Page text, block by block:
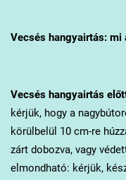
Vecséshangyairtás: mi
Vecséshangyairtás
kérjük, hogy a
körülbelül 10 cm-re
zárt dobozva, vagy
elmondható: kérjük,